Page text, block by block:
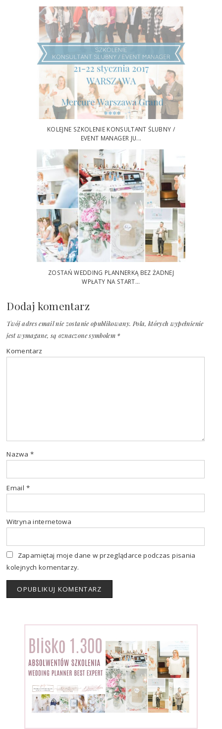
KOLEJNE SZKOLENIE KONSULTANT ŚLUBNY /
EVENT MANAGER JU...
ZOSTAŃ WEDDING PLANNERKĄ BEZ ŻADNEJ
WPŁATY NA START...
Dodaj komentarz
Twój adres email nie zostanie opublikowany. Pola, których wypełnienie
jest wymagane, są oznaczone symbolem *
Komentarz
Nazwa *
Email *
Witryna internetowa
Zapamiętaj moje dane w przeglądarce podczas pisania
kolejnych komentarzy.